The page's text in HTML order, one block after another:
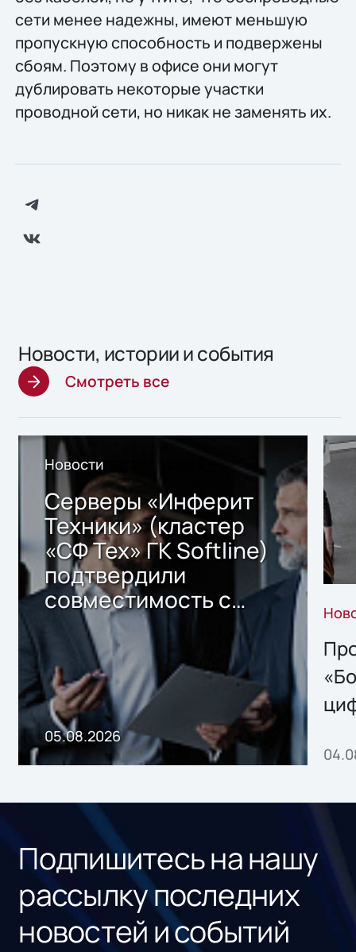
сети менее надежны, имеют меньшую
пропускную способность и подвержены
сбоям. Поэтому в офисе они могут
дублировать некоторые участки
проводной сети, но никак не заменять их.
Новости, истории и события
Смотреть все
Новости
Серверы «Инферит
Техники» (кластер
«СФ Тех» ГК Softline)
подтвердили
совместимость с
решением Sharx
Storage 2.x для
хранения данных
05.08.2026
Подпишитесь на нашу
рассылку последних
новостей и событий